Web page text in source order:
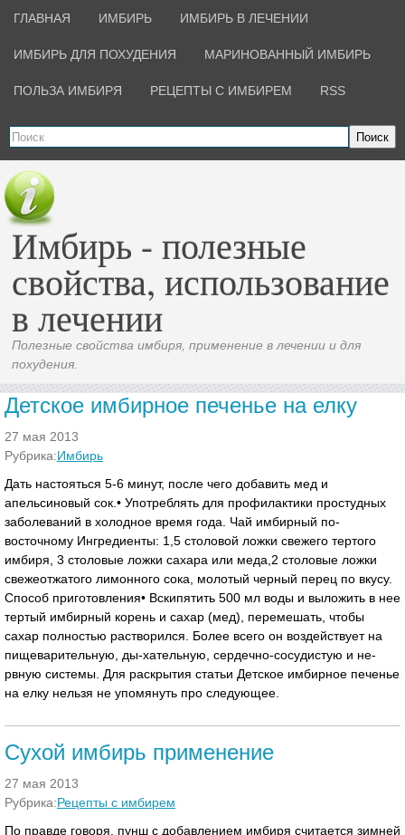
ГЛАВНАЯ ИМБИРЬ ИМБИРЬ В ЛЕЧЕНИИ
ИМБИРЬ ДЛЯ ПОХУДЕНИЯ МАРИНОВАННЫЙ ИМБИРЬ
ПОЛЬЗА ИМБИРЯ РЕЦЕПТЫ С ИМБИРЕМ RSS
Поиск
Имбирь - полезные
свойства, использование
в лечении
Полезные свойства имбиря, применение в лечении и для
похудения.
Детское имбирное печенье на елку
27 мая 2013
Рубрика:Имбирь
Дать настояться 5-6 минут, после чего добавить мед и
апельсиновый сок.• Употреблять для профилактики простудных
заболеваний в холодное время года. Чай имбирный по-
восточному Ингредиенты: 1,5 столовой ложки свежего тертого
имбиря, 3 столовые ложки сахара или меда,2 столовые ложки
свежеотжатого лимонного сока, молотый черный перец по вкусу.
Способ приготовления• Вскипятить 500 мл воды и выложить в нее
тертый имбирный корень и сахар (мед), перемешать, чтобы
сахар полностью растворился. Более всего он воздействует на
пищеварительную, ды-хательную, сердечно-сосудистую и не-
рвную системы. Для раскрытия статьи Детское имбирное печенье
на елку нельзя не упомянуть про следующее.
Сухой имбирь применение
27 мая 2013
Рубрика:Рецепты с имбирем
По правде говоря, пунш с добавлением имбиря считается зимней